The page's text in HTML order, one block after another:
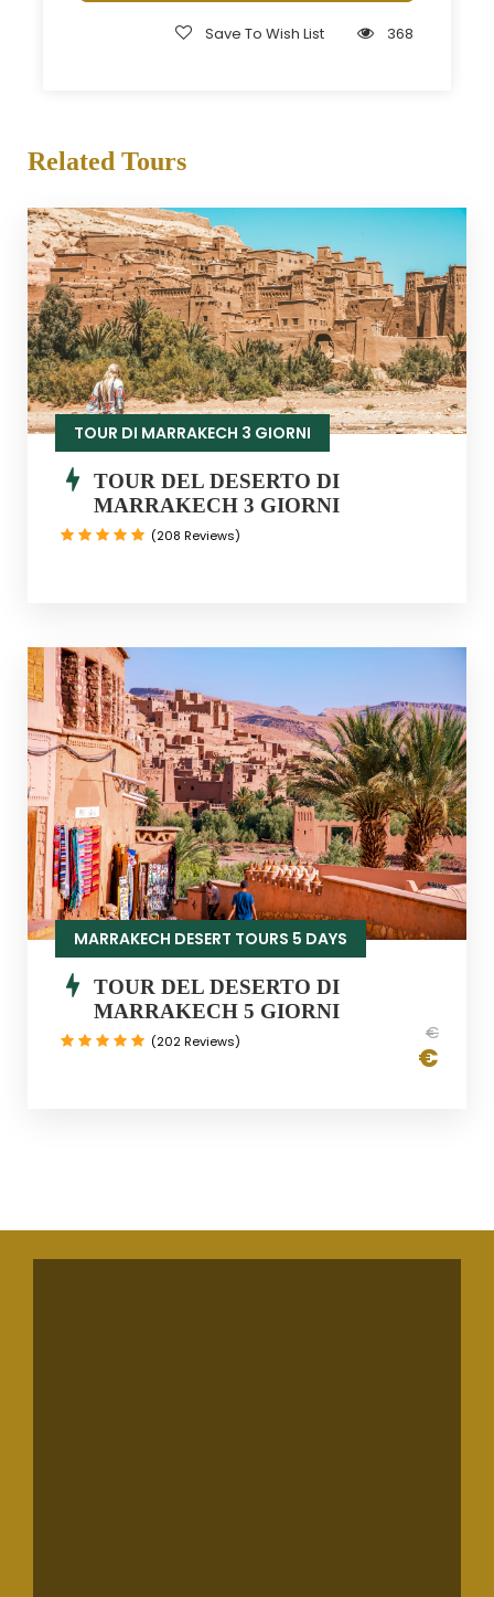
Save To Wish List 368
Related Tours
TOUR DI MARRAKECH 3 GIORNI
TOUR DEL DESERTO DI
MARRAKECH 3 GIORNI
(208 Reviews)
MARRAKECH DESERT TOURS 5 DAYS
TOUR DEL DESERTO DI
MARRAKECH 5 GIORNI
€
€
(202 Reviews)